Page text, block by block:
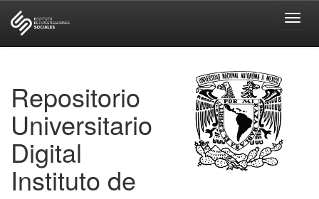
Repositorio
Universitario
Digital
Instituto de